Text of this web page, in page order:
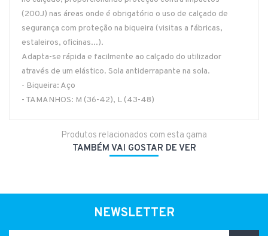
(200J) nas áreas onde é obrigatório o uso de calçado de
segurança com proteção na biqueira (visitas a fábricas,
estaleiros, oficinas...).
Adapta-se rápida e facilmente ao calçado do utilizador
através de um elástico. Sola antiderrapante na sola.
- Biqueira: Aço
- TAMANHOS: M (36-42), L (43-48)
Produtos relacionados com esta gama
TAMBÉM VAI GOSTAR DE VER
NEWSLETTER